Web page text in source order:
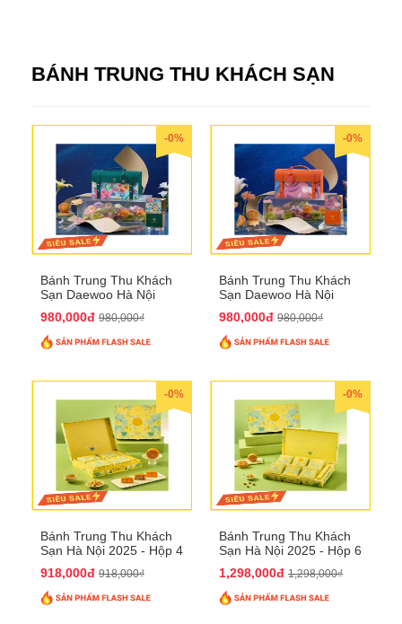
BÁNH TRUNG THU KHÁCH SẠN
-0%
Bánh Trung Thu Khách
Sạn Daewoo Hà Nội
QTTT30
980,000đ 980,000₫
-0%
Bánh Trung Thu Khách
Sạn Daewoo Hà Nội
QTTT31
980,000đ 980,000₫
-0%
Bánh Trung Thu Khách
Sạn Hà Nội 2025 - Hộp 4
918,000đ 918,000₫
-0%
Bánh Trung Thu Khách
Sạn Hà Nội 2025 - Hộp 6
1,298,000đ 1,298,000₫